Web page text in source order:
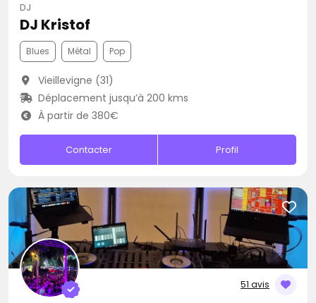
DJ
DJ Kristof
Blues Métal Pop
Vieillevigne (31)
Déplacement jusqu’à 200 kms
À partir de 380€
Contacter Profil
51 avis